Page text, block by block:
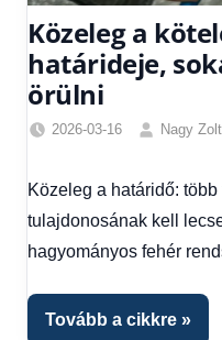
Közeleg a
határideje,
örülni
2026-03-16
Nagy
Közeleg a határidő:
tulajdonosának kell
hagyományos fehér
Tovább a cikkre